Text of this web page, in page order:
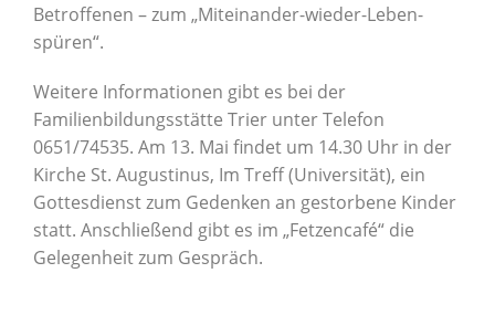
Betroffenen – zum „Miteinander-wieder-Leben-
spüren“.
Weitere Informationen gibt es bei der
Familienbildungsstätte Trier unter Telefon
0651/74535. Am 13. Mai findet um 14.30 Uhr in der
Kirche St. Augustinus, Im Treff (Universität), ein
Gottesdienst zum Gedenken an gestorbene Kinder
statt. Anschließend gibt es im „Fetzencafé“ die
Gelegenheit zum Gespräch.